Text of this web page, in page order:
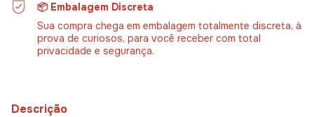
📦 Embalagem Discreta
Sua compra chega em embalagem totalmente discreta, à
prova de curiosos, para você receber com total
privacidade e segurança.
Descrição